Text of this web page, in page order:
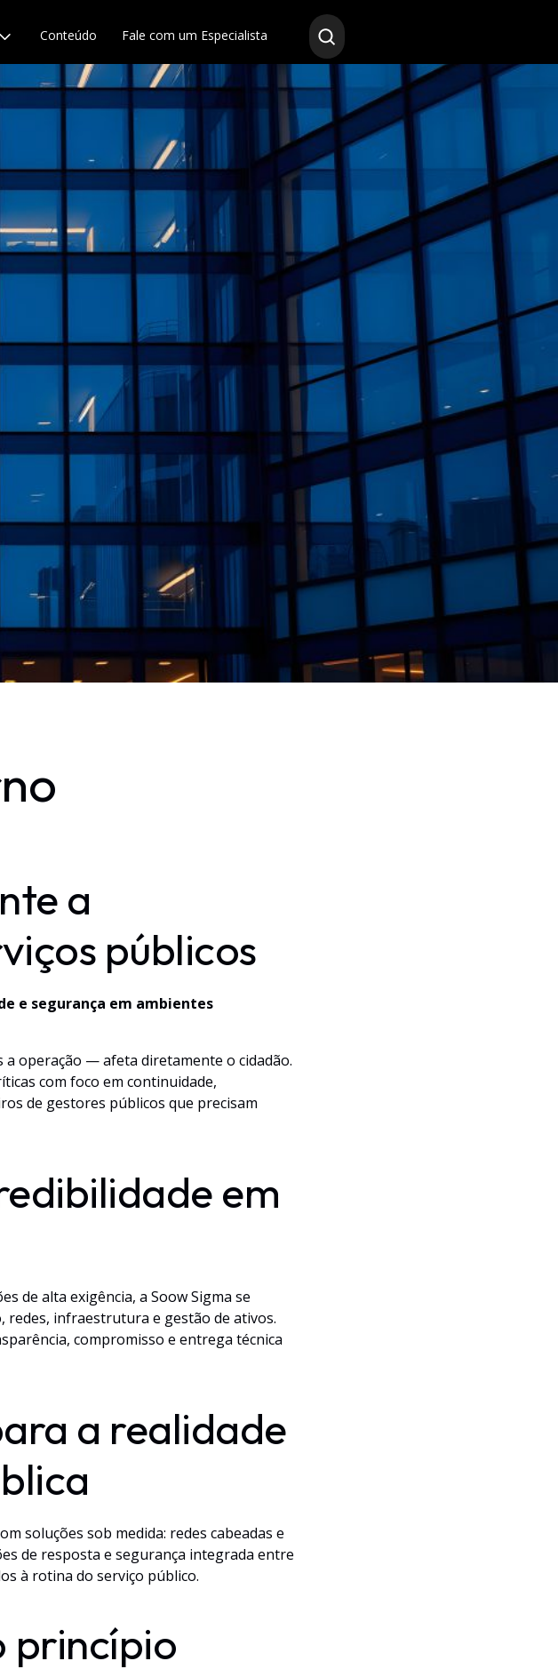
Conteúdo Fale com um Especialista
a
públicos
e segurança em ambientes
operação — afeta diretamente o cidadão.
com foco em continuidade,
de gestores públicos que precisam
em
de alta exigência, a Soow Sigma se
redes, infraestrutura e gestão de ativos.
compromisso e entrega técnica
a realidade
soluções sob medida: redes cabeadas e
de resposta e segurança integrada entre
à rotina do serviço público.
princípio